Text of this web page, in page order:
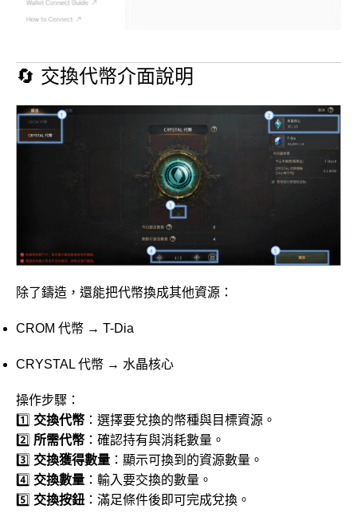
🔄 交換代幣介面說明
除了鑄造，還能把代幣換成其他資源：
CROM 代幣 → T-Dia
CRYSTAL 代幣 → 水晶核心
操作步驟：
1️⃣ 交換代幣 ：選擇要兌換的幣種與目標資源。
2️⃣ 所需代幣 ：確認持有與消耗數量。
3️⃣ 交換獲得數量 ：顯示可換到的資源數量。
4️⃣ 交換數量 ：輸入要交換的數量。
5️⃣ 交換按鈕 ：滿足條件後即可完成兌換。